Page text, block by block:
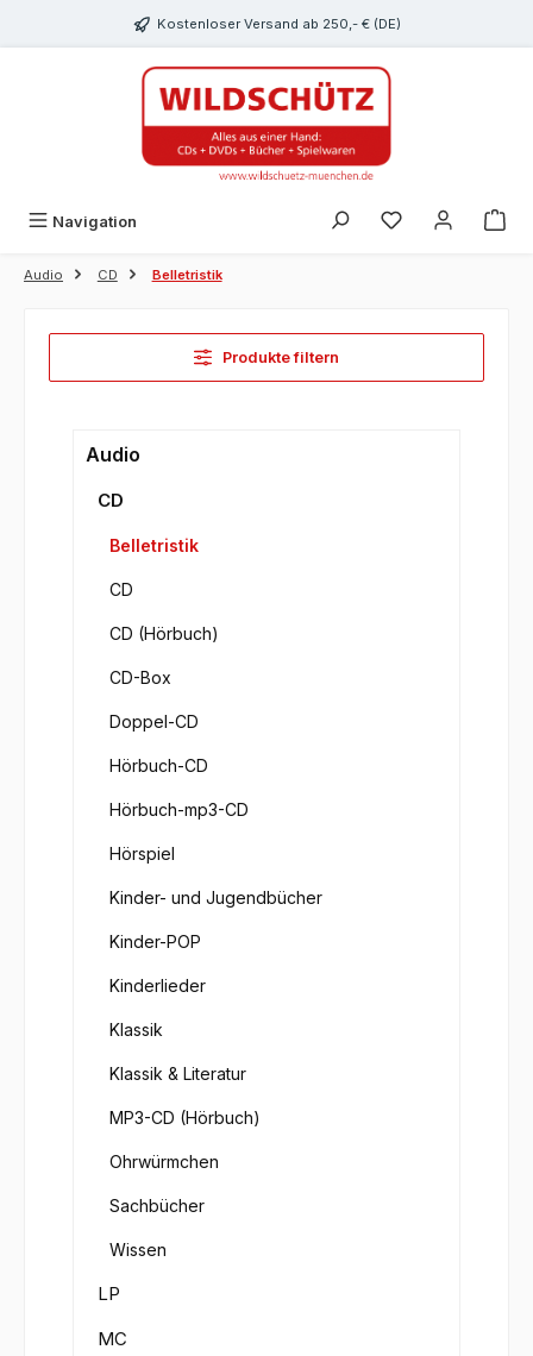
Kostenloser Versand ab 250,- € (DE)
Navigation Du hast 0
Audio CD Belletristik
Produkte filtern
Audio
CD
Belletristik
CD
CD (Hörbuch)
CD-Box
Doppel-CD
Hörbuch-CD
Hörbuch-mp3-CD
Hörspiel
Kinder- und Jugendbücher
Kinder-POP
Kinderlieder
Klassik
Klassik & Literatur
MP3-CD (Hörbuch)
Ohrwürmchen
Sachbücher
Wissen
LP
MC